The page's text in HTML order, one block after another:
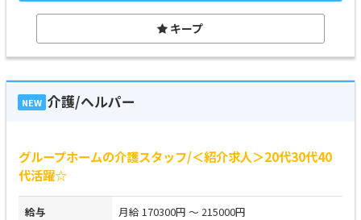
キープ
NEW 介護/ヘルパー
グループホームの介護スタッフ/＜紹介求人＞20代30代40
代活躍☆
給与 月給 170300円 ～ 215000円